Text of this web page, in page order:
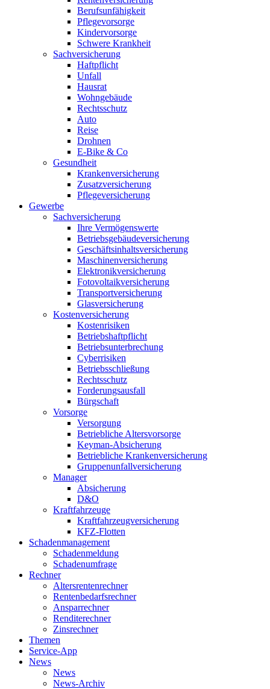
Berufsunfähigkeit
Pflegevorsorge
Kindervorsorge
Schwere Krankheit
Sachversicherung
Haftpflicht
Unfall
Hausrat
Wohngebäude
Rechtsschutz
Auto
Reise
Drohnen
E-Bike & Co
Gesundheit
Krankenversicherung
Zusatzversicherung
Pflegeversicherung
Gewerbe
Sachversicherung
Ihre Vermögenswerte
Betriebsgebäudeversicherung
Geschäftsinhaltsversicherung
Maschinenversicherung
Elektronikversicherung
Fotovoltaikversicherung
Transportversicherung
Glasversicherung
Kostenversicherung
Kostenrisiken
Betriebshaftpflicht
Betriebsunterbrechung
Cyberrisiken
Betriebsschließung
Rechtsschutz
Forderungsausfall
Bürgschaft
Vorsorge
Versorgung
Betriebliche Altersvorsorge
Keyman-Absicherung
Betriebliche Krankenversicherung
Gruppenunfallversicherung
Manager
Absicherung
D&O
Kraftfahrzeuge
Kraftfahrzeugversicherung
KFZ-Flotten
Schadenmanagement
Schadenmeldung
Schadenumfrage
Rechner
Altersrentenrechner
Rentenbedarfsrechner
Ansparrechner
Renditerechner
Zinsrechner
Themen
Service-App
News
News
News-Archiv